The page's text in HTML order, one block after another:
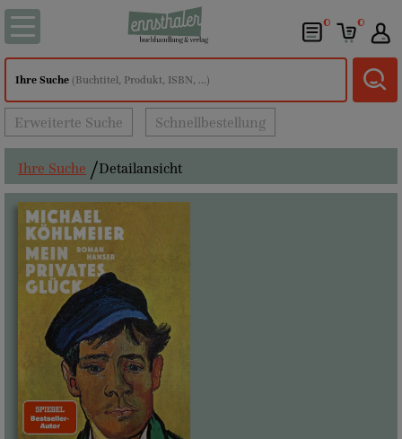
0 0
Ihre Suche (Buchtitel, Produkt, ISBN, ...)
Erweiterte Suche Schnellbestellung
Ihre Suche Detailansicht